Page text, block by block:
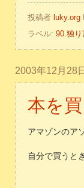
投稿者 luky.org
ラベル: 90.独
2003年12月28
本を
アマゾンのア
自分で買うと